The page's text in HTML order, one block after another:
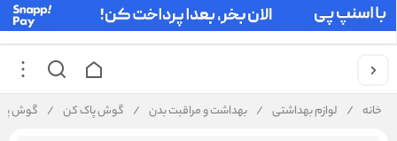
خانه / لوازم بهداشتی / بهداشت و مراقبت بدن / گوش پاک کن / گوش پاک